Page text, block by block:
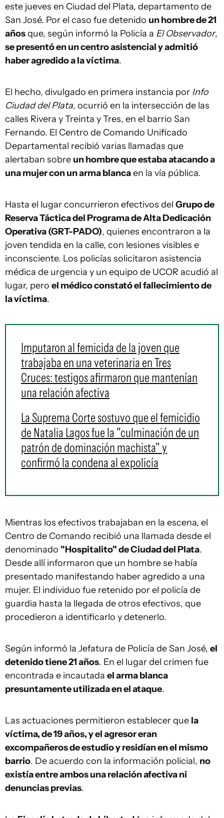
este jueves en Ciudad del Plata, departamento de
San José. Por el caso fue detenido un hombre de 21
añosque, según informó la Policía a El Observador,
se presentó en un centro asistencial y admitió
haber agredido a la víctima.
El hecho, divulgado en primera instancia por Info
Ciudad del Plata, ocurrió en la intersección de las
calles Rivera y Treinta y Tres, en el barrio San
Fernando. El Centro de Comando Unificado
Departamental recibió varias llamadas que
alertaban sobre un hombre que estaba atacando a
una mujer con un arma blancaen la vía pública.
Hasta el lugar concurrieron efectivos del Grupo de
Reserva Táctica del Programa de Alta Dedicación
Operativa (GRT-PADO), quienes encontraron a la
joven tendida en la calle, con lesiones visibles e
inconsciente. Los policías solicitaron asistencia
médica de urgencia y un equipo de UCOR acudió al
lugar, pero el médico constató el fallecimiento de
la víctima.
Imputaron al femicida de la joven que
trabajaba en una veterinaria en Tres
Cruces: testigos afirmaron que mantenían
una relación afectiva
La Suprema Corte sostuvo que el femicidio
de Natalia Lagos fue la "culminación de un
patrón de dominación machista" y
confirmó la condena al expolicía
Mientras los efectivos trabajaban en la escena, el
Centro de Comando recibió una llamada desde el
denominado "Hospitalito" de Ciudad del Plata.
Desde allí informaron que un hombre se había
presentado manifestando haber agredido a una
mujer. El individuo fue retenido por el policía de
guardia hasta la llegada de otros efectivos, que
procedieron a identificarlo y detenerlo.
Según informó la Jefatura de Policía de San José, el
detenido tiene 21 años. En el lugar del crimen fue
encontrada e incautada el arma blanca
presuntamente utilizada en el ataque.
Las actuaciones permitieron establecer que la
víctima, de 19 años, y el agresor eran
excompañeros de estudio y residían en el mismo
barrio. De acuerdo con la información policial, no
existía entre ambos una relación afectiva ni
denuncias previas.